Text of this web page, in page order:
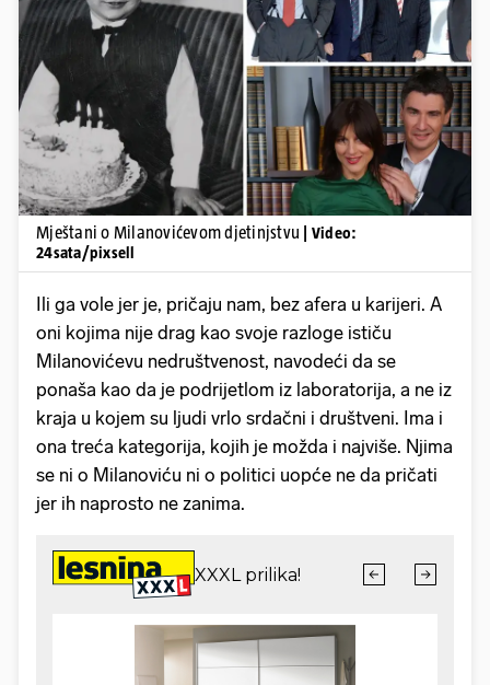
Pokretanje videa...
Mještani o Milanovićevom djetinjstvu
| Video:
24sata/pixsell
Ili ga vole jer je, pričaju nam, bez afera u karijeri. A
oni kojima nije drag kao svoje razloge ističu
Milanovićevu nedruštvenost, navodeći da se
ponaša kao da je podrijetlom iz laboratorija, a ne iz
kraja u kojem su ljudi vrlo srdačni i društveni. Ima i
ona treća kategorija, kojih je možda i najviše. Njima
se ni o Milanoviću ni o politici uopće ne da pričati
jer ih naprosto ne zanima.